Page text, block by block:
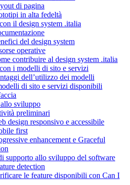
di pagina
in alta fedeltà
il design system .italia
del design system
operative
contribuire al design system .italia
i modelli di sito e servizi
dell’utilizzo dei modelli
di sito e servizi disponibili
sviluppo
preliminari
design responsivo e accessibile
first
enhancement e Graceful
supporto allo sviluppo del software
detection
le feature disponibili con Can I